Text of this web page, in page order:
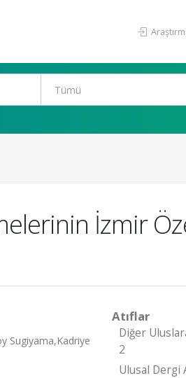
İzmir
Sugiyama,Kadriye
Atıflar
Diğer
2
Ulusal Dergi